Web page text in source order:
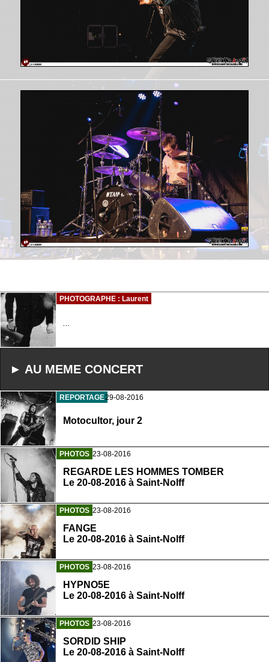
PHOTOGRAPHE : Laurent
...
► AU MEME CONCERT
REPORTAGE29-08-2016
Motocultor, jour 2
PHOTOS 23-08-2016
REGARDE LES HOMMES TOMBER
Le 20-08-2016 à Saint-Nolff
PHOTOS 23-08-2016
FANGE
Le 20-08-2016 à Saint-Nolff
PHOTOS 23-08-2016
HYPNO5E
Le 20-08-2016 à Saint-Nolff
PHOTOS 23-08-2016
SORDID SHIP
Le 20-08-2016 à Saint-Nolff